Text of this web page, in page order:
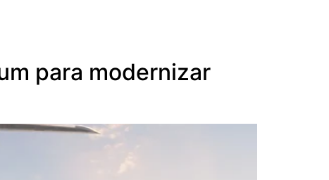
para modernizar